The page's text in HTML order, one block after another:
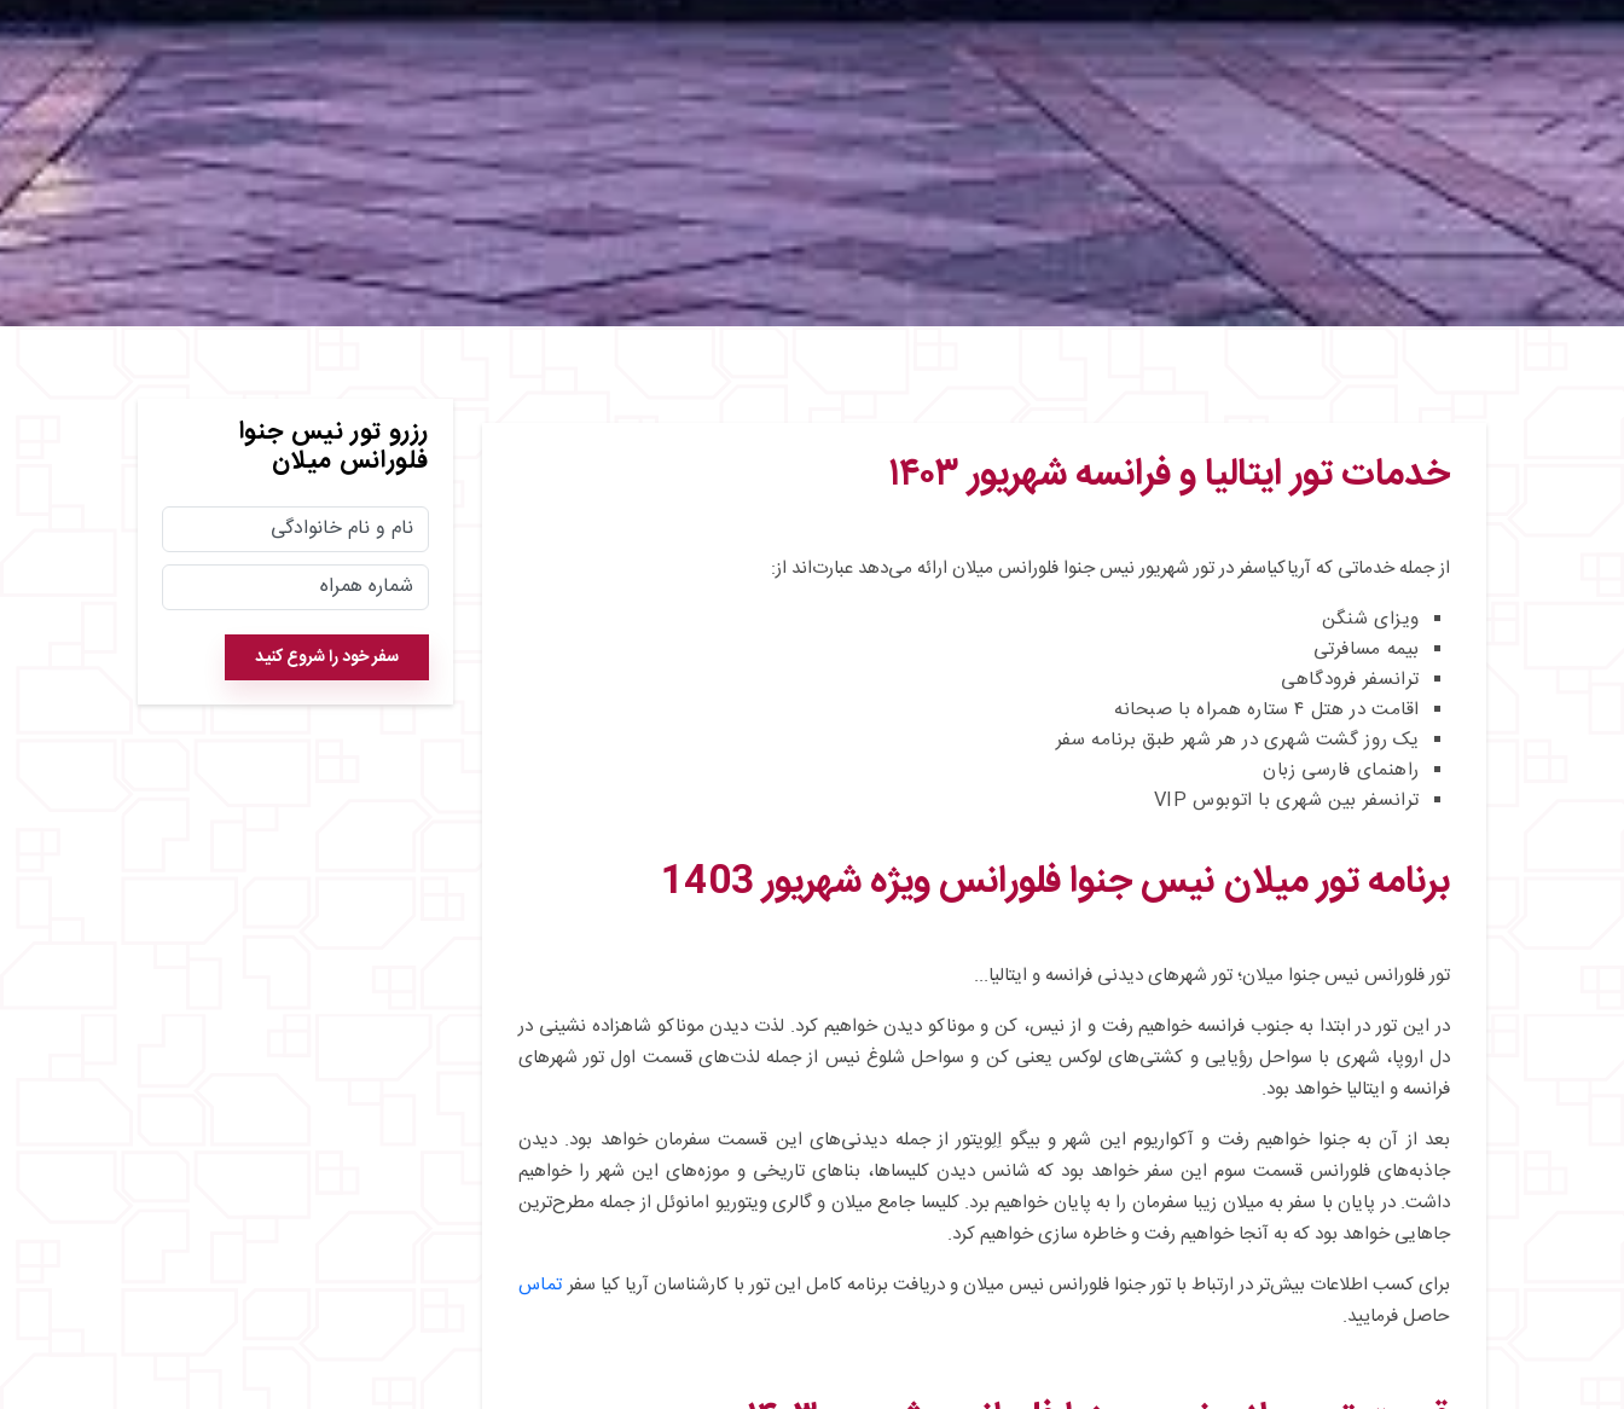
رزرو تور نیس جنوا
فلورانس میلان
سفر خود را شروع کنید
خدمات تور ایتالیا و فرانسه شهریور ۱۴۰۳
از جمله خدماتی که آریاکیاسفر در تور شهریور نیس جنوا فلورانس میلان ارائه می‌دهد عبارت‌اند از:
ویزای شنگن
بیمه مسافرتی
ترانسفر فرودگاهی
اقامت در هتل ۴ ستاره همراه با صبحانه
یک روز گشت شهری در هر شهر طبق برنامه سفر
راهنمای فارسی‌ زبان
ترانسفر بین شهری با اتوبوس VIP
برنامه تورمیلاننیس جنوا فلورانس ویژه شهریور 1403
تور فلورانس نیس جنوا میلان؛ تور شهرهای دیدنی فرانسه و ایتالیا...
در این تور در ابتدا به جنوب فرانسه خواهیم رفت و از نیس، کن و موناکو دیدن خواهیم کرد. لذت دیدن موناکو شاهزاده نشینی در
دل اروپا، شهری با سواحل رؤیایی و کشتی‌های لوکس یعنی کن و سواحل شلوغ نیس از جمله لذت‌های قسمت اول تور شهرهای
فرانسه و ایتالیا خواهد بود.
بعد از آن به جنوا خواهیم رفت و آکواریوم این شهر و بیگو اِلِویتور از جمله دیدنی‌های این قسمت سفرمان خواهد بود. دیدن
جاذبه‌های فلورانس قسمت سوم این سفر خواهد بود که شانس دیدن کلیساها، بناهای تاریخی و موزه‌های این شهر را خواهیم
داشت. در پایان با سفر به میلان زیبا سفرمان را به پایان خواهیم برد. کلیسا جامع میلان و گالری ویتوریو امانوئل از جمله مطرح‌ترین
جاهایی خواهد بود که به آنجا خواهیم رفت و خاطره سازی خواهیم کرد.
برای کسب اطلاعات بیش‌تر در ارتباط با تور جنوا فلورانس نیس میلان و دریافت برنامه کامل این تور با کارشناسان آریا کیا سفرتماس
حاصل فرمایید.